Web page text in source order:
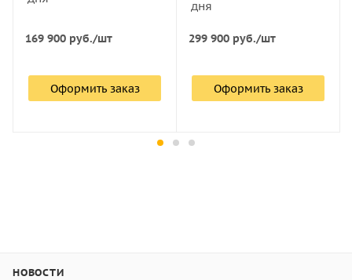
Измеритель шероховатости
169 900 руб./шт
Оформить заказ
дня
299 900 руб./шт
Оформить заказ
НОВОСТИ